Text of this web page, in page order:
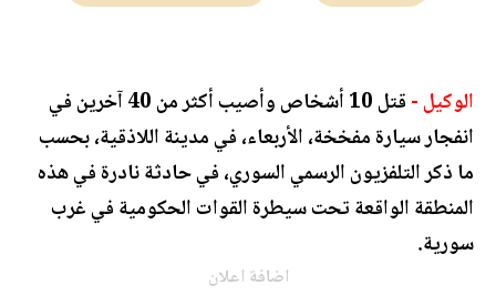
الوكيل -
قتل 10 أشخاص وأصيب أكثر من 40 آخرين في
انفجار سيارة مفخخة، الأربعاء، في مدينة اللاذقية، بحسب
ما ذكر التلفزيون الرسمي السوري، في حادثة نادرة في هذه
المنطقة الواقعة تحت سيطرة القوات الحكومية في غرب
سورية.
اضافة اعلان